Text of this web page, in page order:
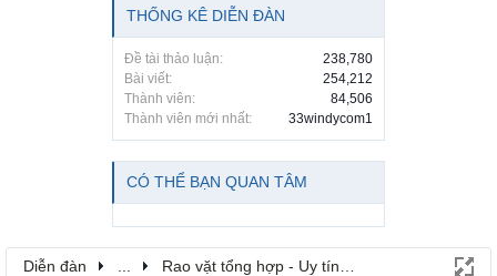
THỐNG KÊ DIỄN ĐÀN
Đề tài thảo luận:
238,780
Bài viết:
254,212
Thành viên:
84,506
Thành viên mới nhất:
33windycom1
CÓ THỂ BẠN QUAN TÂM
Diễn đàn Rao vặt tổng hợp - Uy tín - Miễn phí